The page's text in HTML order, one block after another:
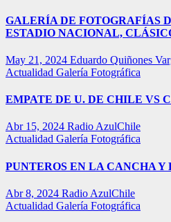
GALERÍA DE FOTOGRAFÍAS
ESTADIO NACIONAL,
May 21, 2024 Eduardo Quiñones
Actualidad Galería Fotográfica
EMPATE DE U. DE CHILE VS
Abr 15, 2024 Radio AzulChile
Actualidad Galería Fotográfica
PUNTEROS EN LA CANCHA
Abr 8, 2024 Radio AzulChile
Actualidad Galería Fotográfica